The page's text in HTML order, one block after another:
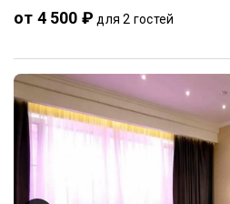
от 4 500 ₽ для 2 гостей